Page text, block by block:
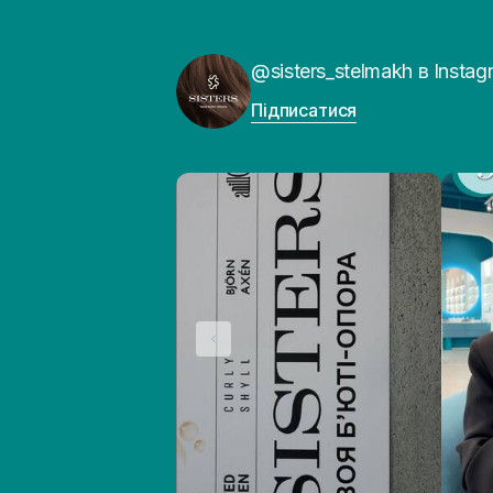
@sisters_stelmakh в
Підписатися